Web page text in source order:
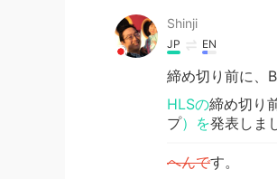
Shinji
JP EN
締め切り前に、
HLSの締め切り
プ）を発表しま
へんです。